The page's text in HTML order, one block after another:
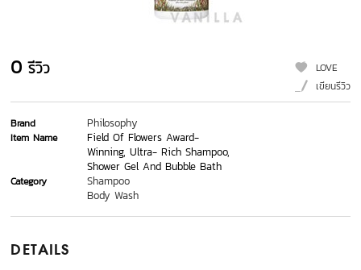
0 รีวิว
LOVE
เขียนรีวิว
Brand Philosophy
Item Name
Field Of Flowers Award-
Winning, Ultra- Rich Shampoo,
Shower Gel And Bubble Bath
Category
Shampoo
Body Wash
DETAILS